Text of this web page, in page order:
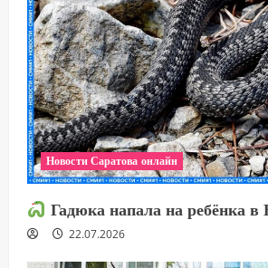
Новости Саратова онлайн
Гадюка напала на ребёнка в
22.07.2026